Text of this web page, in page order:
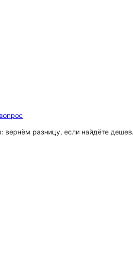
вернём разницу, если найдёте